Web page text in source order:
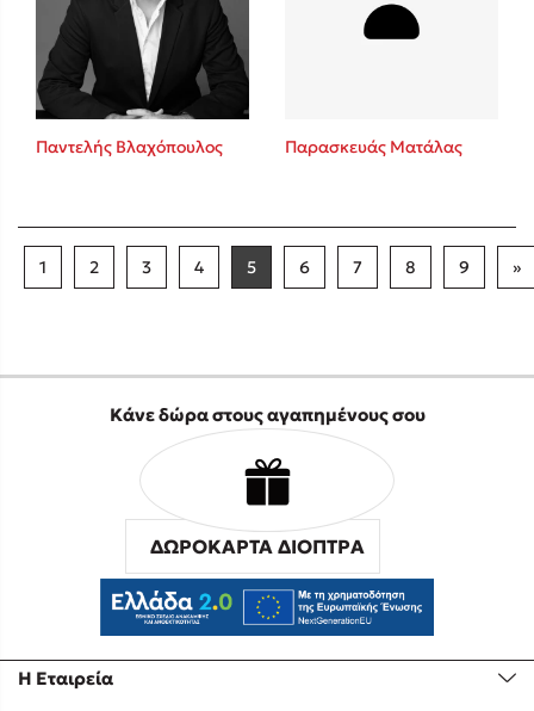
Παντελής Βλαχόπουλος Παρασκευάς Ματάλας
1 2 3 4 5 6 7 8 9 »
Η Εταιρεία
Κάνε δώρα στους αγαπημένους σου
ΔΩΡΟΚΑΡΤΑ ΔΙΟΠΤΡΑ